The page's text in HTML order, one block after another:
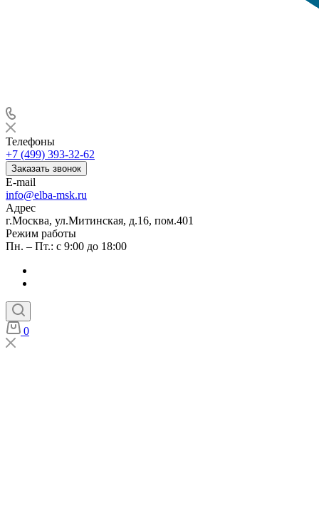
Телефоны
+7 (499) 393-32-62
Заказать звонок
E-mail
info@elba-msk.ru
Адрес
г.Москва, ул.Митинская, д.16, пом.401
Режим работы
Пн. – Пт.: с 9:00 до 18:00
0